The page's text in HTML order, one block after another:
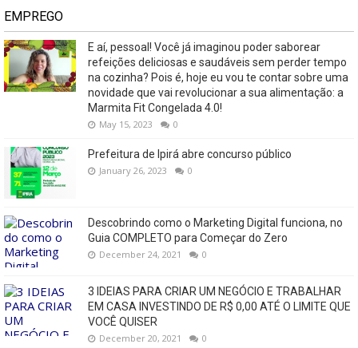
EMPREGO
E aí, pessoal! Você já imaginou poder saborear
refeições deliciosas e saudáveis ​​sem perder tempo
na cozinha? Pois é, hoje eu vou te contar sobre uma
novidade que vai revolucionar a sua alimentação: a
Marmita Fit Congelada 4.0!
May 15, 2023 0
Prefeitura de Ipirá abre concurso público
January 26, 2023 0
Descobrindo como o Marketing Digital funciona, no
Guia COMPLETO para Começar do Zero
December 24, 2021 0
3 IDEIAS PARA CRIAR UM NEGÓCIO E TRABALHAR
EM CASA INVESTINDO DE R$ 0,00 ATÉ O LIMITE QUE
VOCÊ QUISER
December 20, 2021 0